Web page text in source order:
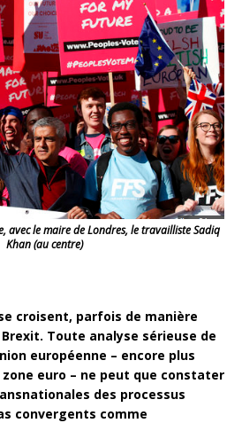
avec le maire de Londres, le travailliste Sadiq
Khan (au centre)
croisent, parfois de manière
Toute analyse sérieuse de
européenne – encore plus
euro – ne peut que constater
des processus
convergents comme